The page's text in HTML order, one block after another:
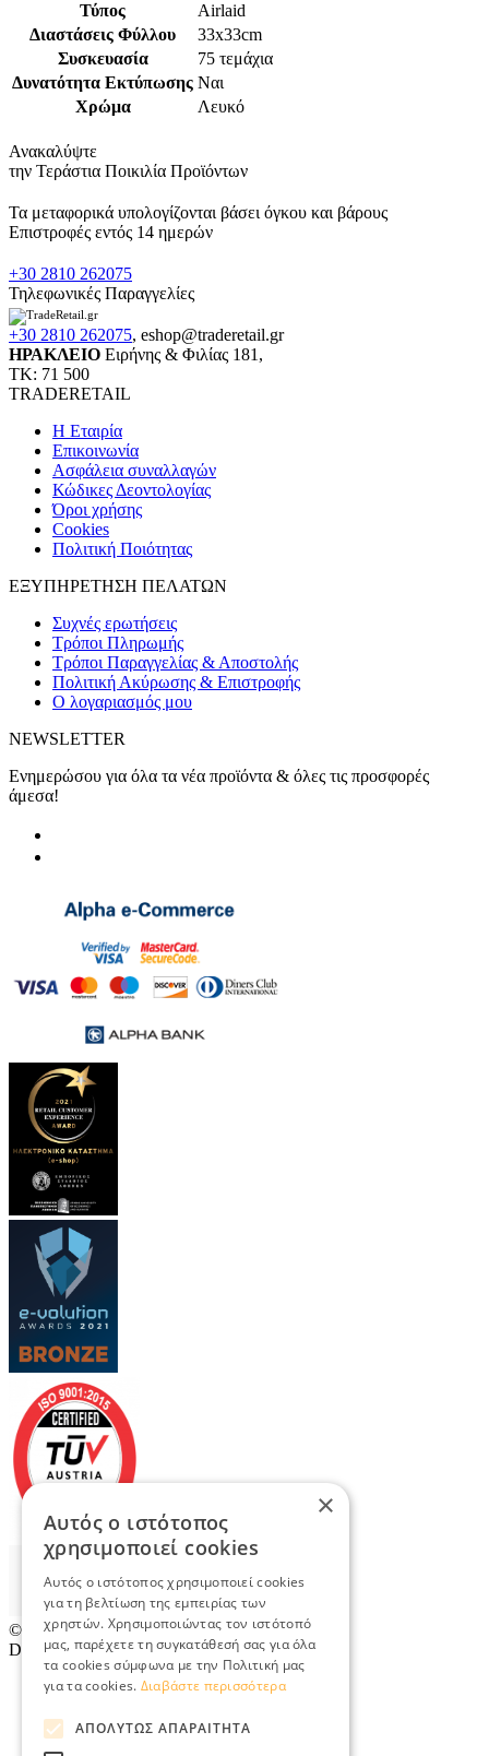
Τύπος
Airlaid
Διαστάσεις Φύλλου
33x33cm
Συσκευασία
75 τεμάχια
Δυνατότητα Εκτύπωσης Ναι
Χρώμα
Λευκό
Ανακαλύψτε
την Τεράστια Ποικιλία Προϊόντων
Τα μεταφορικά υπολογίζονται βάσει όγκου και βάρους
Επιστροφές εντός 14 ημερών
+30 2810 262075
Τηλεφωνικές Παραγγελίες
+30 2810 262075, eshop@traderetail.gr
ΗΡΑΚΛΕΙΟ Ειρήνης & Φιλίας 181,
ΤΚ: 71 500
TRADERETAIL
H Εταιρία
Eπικοινωνία
Ασφάλεια συναλλαγών
Κώδικες Δεοντολογίας
Όροι χρήσης
Cookies
Πολιτική Ποιότητας
ΕΞΥΠΗΡΕΤΗΣΗ ΠΕΛΑΤΩΝ
Συχνές ερωτήσεις
Τρόποι Πληρωμής
Τρόποι Παραγγελίας & Αποστολής
Πολιτική Ακύρωσης & Επιστροφής
Ο λογαριασμός μου
NEWSLETTER
Ενημερώσου για όλα τα νέα προϊόντα & όλες τις προσφορές
άμεσα!
© 2026TradeRetail.gr- All rights reserved
Designed & developed byNETMECHANICS
×
Αυτός ο ιστότοπος
χρησιμοποιεί cookies
Αυτός ο ιστότοπος χρησιμοποιεί cookies
για τη βελτίωση της εμπειρίας των
χρηστών. Χρησιμοποιώντας τον ιστότοπό
μας, παρέχετε τη συγκατάθεσή σας για όλα
τα cookies σύμφωνα με την Πολιτική μας
για τα cookies. Διαβάστε περισσότερα
ΑΠΟΛΎΤΩΣ ΑΠΑΡΑΊΤΗΤΑ